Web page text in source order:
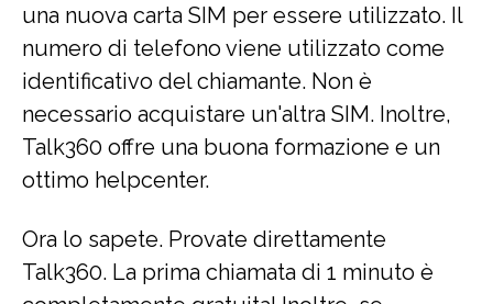
una nuova carta SIM per essere utilizzato. Il
numero di telefono viene utilizzato come
identificativo del chiamante. Non è
necessario acquistare un'altra SIM. Inoltre,
Talk360 offre una buona formazione e un
ottimo helpcenter.
Ora lo sapete. Provate direttamente
Talk360. La prima chiamata di 1 minuto è